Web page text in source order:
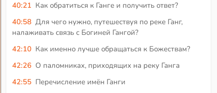
40:21 Как обратиться к Ганге и получить ответ?
40:58 Для чего нужно, путешествуя по реке Ганг,
налаживать связь с Богиней Гангой?
42:10 Как именно лучше обращаться к Божествам?
42:26 О паломниках, приходящих на реку Ганга
42:55 Перечисление имён Ганги